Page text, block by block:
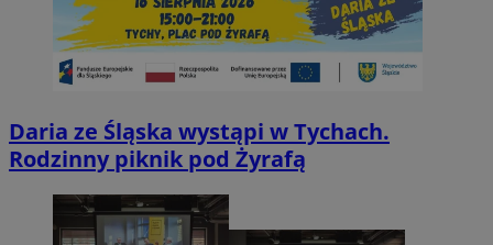
Daria ze Śląska wystąpi w Tychach.
Rodzinny piknik pod Żyrafą